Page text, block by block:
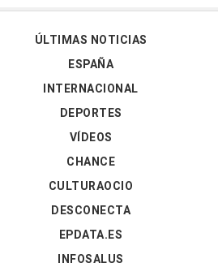
ÚLTIMAS NOTICIAS
ESPAÑA
INTERNACIONAL
DEPORTES
VÍDEOS
CHANCE
CULTURAOCIO
DESCONECTA
EPDATA.ES